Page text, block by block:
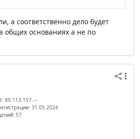
а соответственно дело будет
общих основаниях а не по
89.113.157.---
31.05.2024
57